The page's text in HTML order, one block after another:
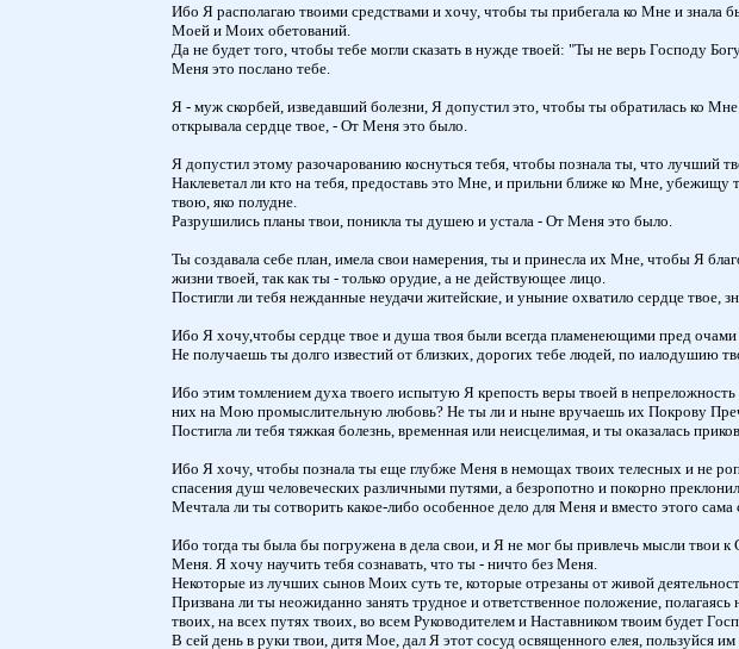
Ибо Я располагаю твоими средствами и хочу, чтобы ты прибегала ко Мне и
Моей и Моих обетований.
Да не будет того, чтобы тебе могли сказать в нужде твоей: "Ты не верь Господу
Меня это послано тебе.
Я - муж скорбей, изведавший болезни, Я допустил это, чтобы ты обратилась ко
открывала сердце твое, - От Меня это было.
Я допустил этому разочарованию коснуться тебя, чтобы познала ты, что лучший
Наклеветал ли кто на тебя, предоставь это Мне, и прильни ближе ко Мне,
твою, яко полудне.
Разрушились планы твои, поникла ты душею и устала - От Меня это было.
Ты создавала себе план, имела свои намерения, ты и принесла их Мне, чтобы Я
жизни твоей, так как ты - только орудие, а не действующее лицо.
Постигли ли тебя нежданные неудачи житейские, и уныние охватило сердце твое,
Ибо Я хочу,чтобы сердце твое и душа твоя были всегда пламенеющими пред
Не получаешь ты долго известий от близких, дорогих тебе людей, по иалодушию
Ибо этим томлением духа твоего испытую Я крепость веры твоей в
них на Мою промыслительную любовь? Не ты ли и ныне вручаешь их Покрову
Постигла ли тебя тяжкая болезнь, временная или неисцелимая, и ты оказалась
Ибо Я хочу, чтобы познала ты еще глубже Меня в немощах твоих телесных и не
спасения душ человеческих различными путями, а безропотно и покорно
Мечтала ли ты сотворить какое-либо особенное дело для Меня и вместо этого
Ибо тогда ты была бы погружена в дела свои, и Я не мог бы привлечь мысли
Меня. Я хочу научить тебя сознавать, что ты - ничто без Меня.
Некоторые из лучших сынов Моих суть те, которые отрезаны от живой
Призвана ли ты неожиданно занять трудное и ответственное положение,
твоих, на всех путях твоих, во всем Руководителем и Наставником твоим будет
В сей день в руки твои, дитя Мое, дал Я этот сосуд освященного елея, пользуйся им